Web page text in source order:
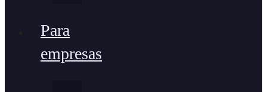
Para
empresas